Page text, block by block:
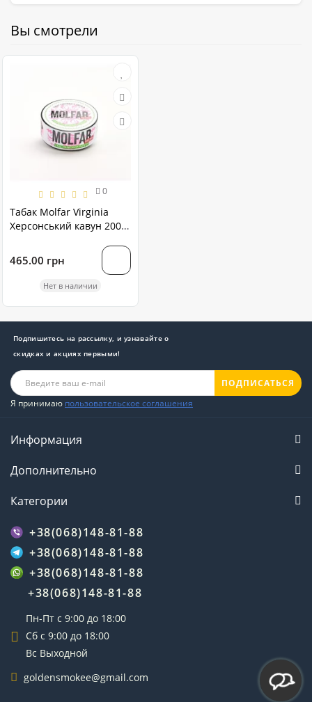
Вы смотрели
0
Табак Molfar Virginia
Херсонський кавун 200
465.00 грн
Нет в наличии
Подпишитесь на рассылку, и узнавайте о
скидках и акциях первыми!
ПОДПИСАТЬСЯ
Я принимаю пользовательское соглашения
Информация
Дополнительно
Категории
+38(068)148-81-88
+38(068)148-81-88
+38(068)148-81-88
+38(068)148-81-88
Пн-Пт с 9:00 до 18:00
Сб с 9:00 до 18:00
Вс Выходной
goldensmokee@gmail.com